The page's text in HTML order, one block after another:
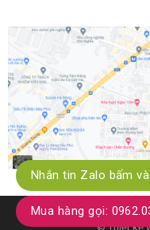
Hotline
© Thiết kế
Nhắn tin Zalo bấm
Mua hàng gọi: